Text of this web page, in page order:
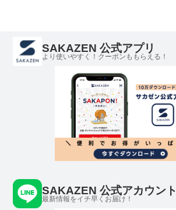
SAKAZEN 公式アプリ
より使いやすく！クーポンももらえる！
SAKAZEN 公式アカウント
最新情報をイチ早くお届け！